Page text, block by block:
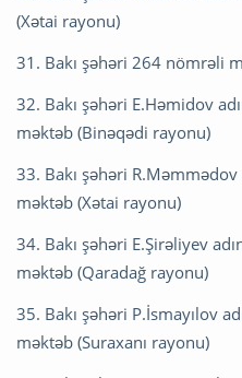
(Xətai rayonu)
31. Bakı şəhəri 264 nömrəli
32. Bakı şəhəri E.Həmidov
məktəb (Binəqədi rayonu)
33. Bakı şəhəri
məktəb (Xətai rayonu)
34. Bakı şəhəri E.Şirəliyev
məktəb (Qaradağ rayonu)
35. Bakı şəhəri P.İsmayılov
məktəb (Suraxanı rayonu)